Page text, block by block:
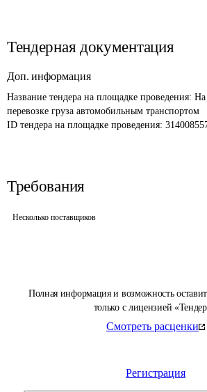
Полная информация и возможность
только с лицензией
Смотреть расценки
Регистрация
Тендерная документация
Доп. информация
Название тендера на площадке проведения: На
перевозке груза автомобильным транспортом
ID тендера на площадке проведения:
Требования
Несколько поставщиков